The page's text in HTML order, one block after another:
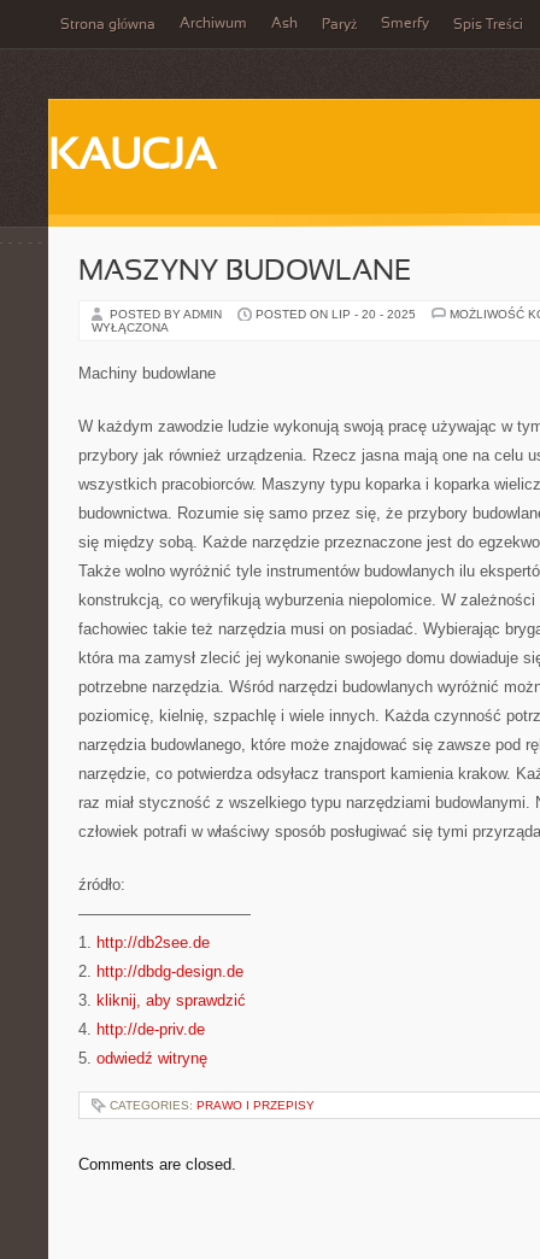
Strona główna Archiwum Ash Paryż Smerfy Spis Treści
KAUCJA
MASZYNY BUDOWLANE
POSTED BY ADMIN POSTED ON LIP - 20 - 2025
MOŻLIWOŚĆ
WYŁĄCZONA
Machiny budowlane
W każdym zawodzie ludzie wykonują swoją pracę używając w
przybory jak również urządzenia. Rzecz jasna mają one na celu
wszystkich pracobiorców. Maszyny typu koparka i koparka
budownictwa. Rozumie się samo przez się, że przybory
się między sobą. Każde narzędzie przeznaczone jest do
Także wolno wyróżnić tyle instrumentów budowlanych ilu
konstrukcją, co weryfikują wyburzenia niepolomice. W
fachowiec takie też narzędzia musi on posiadać. Wybierając
która ma zamysł zlecić jej wykonanie swojego domu dowiaduje
potrzebne narzędzia. Wśród narzędzi budowlanych wyróżnić
poziomicę, kielnię, szpachlę i wiele innych. Każda czynność
narzędzia budowlanego, które może znajdować się zawsze pod
narzędzie, co potwierdza odsyłacz transport kamienia krakow.
raz miał styczność z wszelkiego typu narzędziami budowlanymi.
człowiek potrafi w właściwy sposób posługiwać się tymi
źródło:
———————————
1. http://db2see.de
2. http://dbdg-design.de
3. kliknij, aby sprawdzić
4. http://de-priv.de
5. odwiedź witrynę
CATEGORIES: PRAWO I PRZEPISY
Comments are closed.